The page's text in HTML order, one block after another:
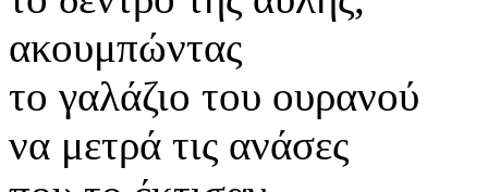
ακουμπώντας
το γαλάζιο του ουρανού
να μετρά τις ανάσες